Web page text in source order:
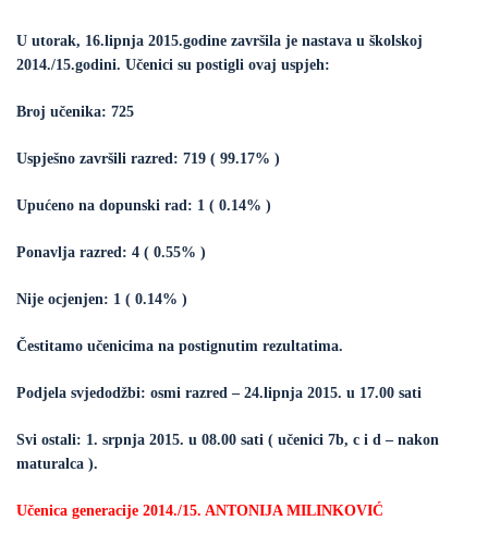
U utorak, 16.lipnja 2015.godine završila je nastava u školskoj
2014./15.godini. Učenici su postigli ovaj uspjeh:
Broj učenika: 725
Uspješno završili razred: 719 ( 99.17% )
Upućeno na dopunski rad: 1 ( 0.14% )
Ponavlja razred: 4 ( 0.55% )
Nije ocjenjen: 1 ( 0.14% )
Čestitamo učenicima na postignutim rezultatima.
Podjela svjedodžbi: osmi razred – 24.lipnja 2015. u 17.00 sati
Svi ostali: 1. srpnja 2015. u 08.00 sati ( učenici 7b, c i d – nakon
maturalca ).
Učenica generacije 2014./15. ANTONIJA MILINKOVIĆ